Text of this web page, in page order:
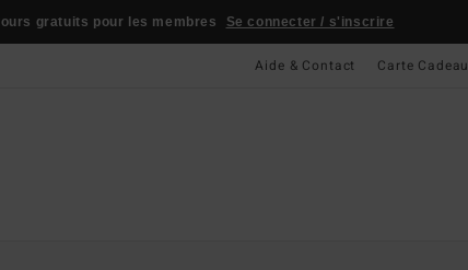
gratuits pour les membres Se connecter / s'inscrire
Aide & Contact Carte Cadeau